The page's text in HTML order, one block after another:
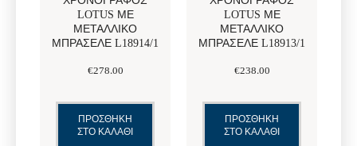
LOTUS ΜΕ
ΜΕΤΑΛΛΙΚΌ
ΜΠΡΑΣΕΛΈ L18914/1
€278.00
ΠΡΟΣΘΗΚΗ
ΣΤΟ ΚΑΛΑΘΙ
LOTUS ΜΕ
ΜΕΤΑΛΛΙΚΌ
ΜΠΡΑΣΕΛΈ L18913/1
€238.00
ΠΡΟΣΘΗΚΗ
ΣΤΟ ΚΑΛΑΘΙ